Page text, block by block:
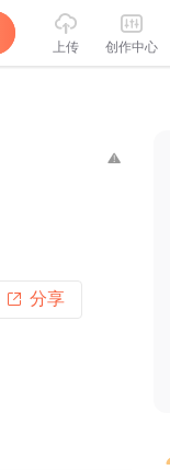
上传 创作中心
分享